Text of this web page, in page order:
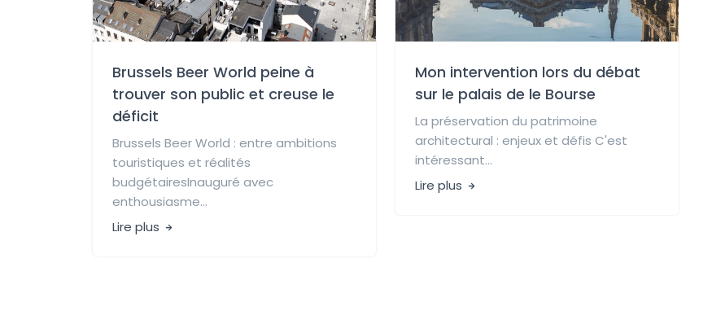
Brussels Beer World peine à
trouver son public et creuse le
déficit
Brussels Beer World : entre ambitions
touristiques et réalités
budgétairesInauguré avec
enthousiasme...
Lire plus
Mon intervention lors du débat
sur le palais de le Bourse
La préservation du patrimoine
architectural : enjeux et défis C'est
intéressant...
Lire plus